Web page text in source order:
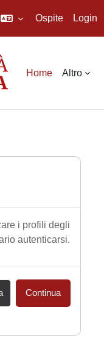
Ospite Login
Home Altro
i profili degli
autenticarsi.
Continua